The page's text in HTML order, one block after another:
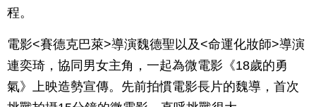
程。
電影<賽德克巴萊>導演魏德聖以及<命運化妝師>導演
連奕琦，協同男女主角，一起為微電影《18歲的勇
氣》上映造勢宣傳。先前拍慣電影長片的魏導，首次